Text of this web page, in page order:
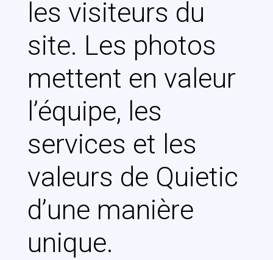
les visiteurs du
site. Les photos
mettent en valeur
l’équipe, les
services et les
valeurs de Quietic
d’une manière
unique.